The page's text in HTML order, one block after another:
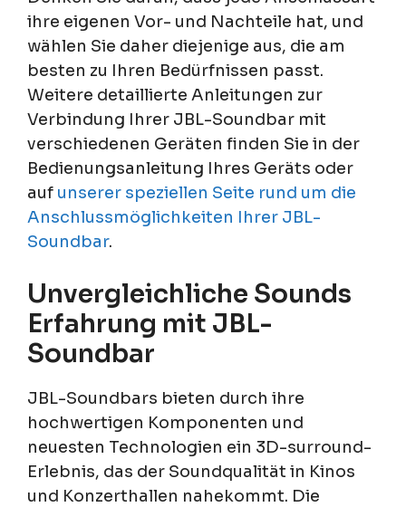
ihre eigenen Vor- und Nachteile hat, und
wählen Sie daher diejenige aus, die am
besten zu Ihren Bedürfnissen passt.
Weitere detaillierte Anleitungen zur
Verbindung Ihrer JBL-Soundbar mit
verschiedenen Geräten finden Sie in der
Bedienungsanleitung Ihres Geräts oder
auf unserer speziellen Seite rund um die
Anschlussmöglichkeiten Ihrer JBL-
Soundbar.
Unvergleichliche Sounds
Erfahrung mit JBL-
Soundbar
JBL-Soundbars bieten durch ihre
hochwertigen Komponenten und
neuesten Technologien ein 3D-surround-
Erlebnis, das der Soundqualität in Kinos
und Konzerthallen nahekommt. Die